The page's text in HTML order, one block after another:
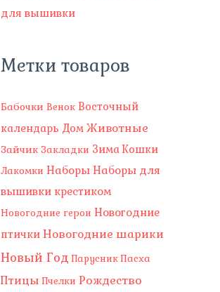
для вышивки
Метки товаров
Бабочки Венок Восточный
календарь Дом Животные
Зайчик Закладки Зима Кошки
Лакомки Наборы Наборы для
вышивки крестиком
Новогодние герои Новогодние
птички Новогодние шарики
Новый Год Парусник Пасха
Птицы Пчелки Рождество